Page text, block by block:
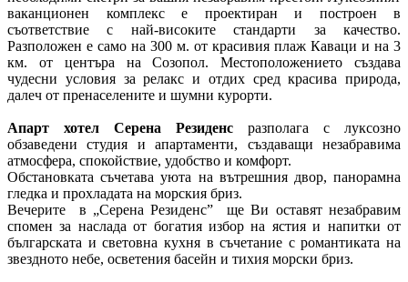
ваканционен комплекс е проектиран и построен в
съответствие с най-високите стандарти за качество.
Разположен е само на 300 м. от красивия плаж Каваци и на 3
км. от центъра на Созопол. Местоположението създава
чудесни условия за релакс и отдих сред красива природа,
далеч от пренаселените и шумни курорти.
Апарт хотел Серена Резиденс разполага с луксозно
обзаведени студия и апартаменти, създаващи незабравима
атмосфера, спокойствие, удобство и комфорт.
Обстановката съчетава уюта на вътрешния двор, панорамна
гледка и прохладата на морския бриз.
Вечерите в „Серена Резиденс” ще Ви оставят незабравим
спомен за наслада от богатия избор на ястия и напитки от
българската и световна кухня в съчетание с романтиката на
звездното небе, осветения басейн и тихия морски бриз.